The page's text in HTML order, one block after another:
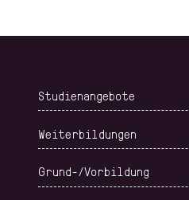
Studienangebote
Weiterbildungen
Grund-/Vorbildung